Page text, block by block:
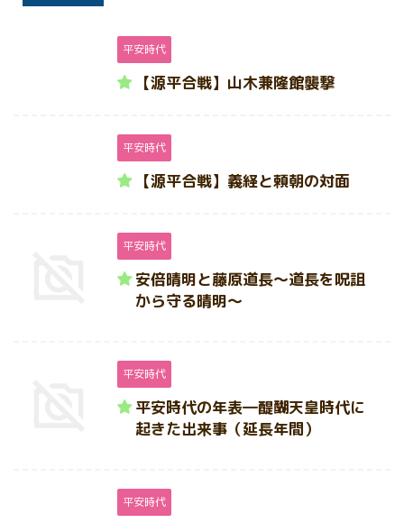
平安時代
【源平合戦】山木兼隆館襲撃
平安時代
【源平合戦】義経と頼朝の対面
平安時代
安倍晴明と藤原道長～道長を呪詛
から守る晴明～
平安時代
平安時代の年表―醍醐天皇時代に
起きた出来事（延長年間）
平安時代